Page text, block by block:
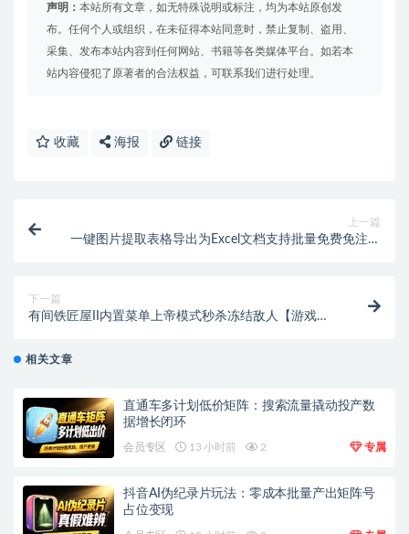
声明： 本站所有文章，如无特殊说明或标注，均为本站原创发
布。任何个人或组织，在未征得本站同意时，禁止复制、盗用、
采集、发布本站内容到任何网站、书籍等各类媒体平台。如若本
站内容侵犯了原著者的合法权益，可联系我们进行处理。
收藏 海报 链接
上一篇
一键图片提取表格导出为Excel文档支持批量免费免注册
下一篇
有间铁匠屋II内置菜单上帝模式秒杀冻结敌人【游戏专
相关文章
直通车多计划低价矩阵：搜索流量撬动投产数
据增长闭环
会员专区 13 小时前 2 专属
抖音AI伪纪录片玩法：零成本批量产出矩阵号
占位变现